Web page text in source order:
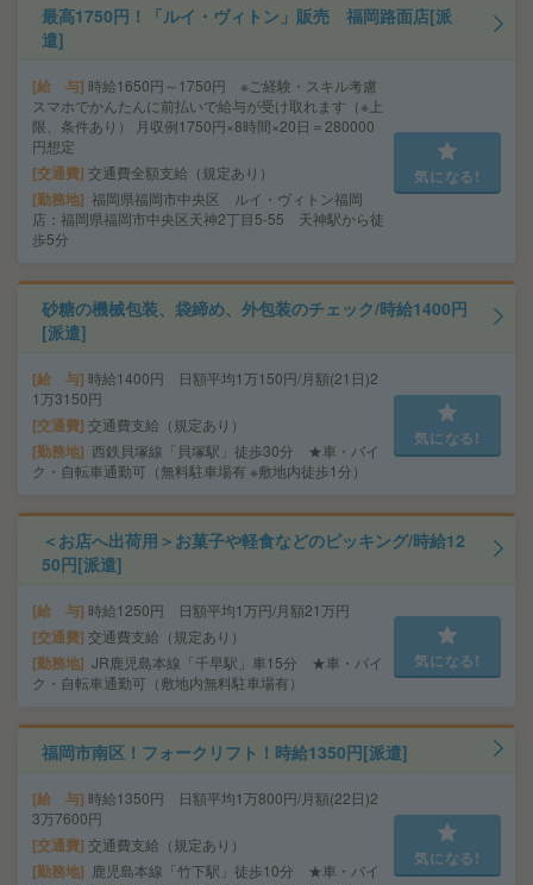
最高1750円！「ルイ・ヴィトン」販売 福岡路面店[派
遣]
給 与 時給1650円～1750円 ※ご経験・スキル考慮
スマホでかんたんに前払いで給与が受け取れます（※上
限、条件あり） 月収例1750円×8時間×20日＝280000
円想定
交通費 交通費全額支給（規定あり）
勤務地 福岡県福岡市中央区 ルイ・ヴィトン福岡
店：福岡県福岡市中央区天神2丁目5-55 天神駅から徒
歩5分
気になる!
砂糖の機械包装、袋締め、外包装のチェック/時給1400円
[派遣]
給 与 時給1400円 日額平均1万150円/月額(21日)2
1万3150円
交通費 交通費支給（規定あり）
勤務地 西鉄貝塚線「貝塚駅」徒歩30分 ★車・バイ
ク・自転車通勤可（無料駐車場有 ※敷地内徒歩1分）
気になる!
＜お店へ出荷用＞お菓子や軽食などのピッキング/時給12
50円[派遣]
給 与 時給1250円 日額平均1万円/月額21万円
交通費 交通費支給（規定あり）
勤務地 JR鹿児島本線「千早駅」車15分 ★車・バイ
ク・自転車通勤可（敷地内無料駐車場有）
気になる!
福岡市南区！フォークリフト！時給1350円[派遣]
給 与 時給1350円 日額平均1万800円/月額(22日)2
3万7600円
交通費 交通費支給（規定あり）
勤務地
鹿児島本線「竹下駅」徒歩10分 ★車・バイ
気になる!